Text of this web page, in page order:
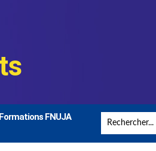
Formations FNUJA